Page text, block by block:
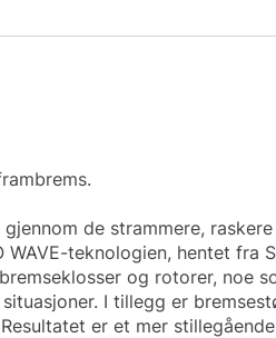
de strammere,
teknologien, hentet
og rotorer, noe
I tillegg er
er et mer